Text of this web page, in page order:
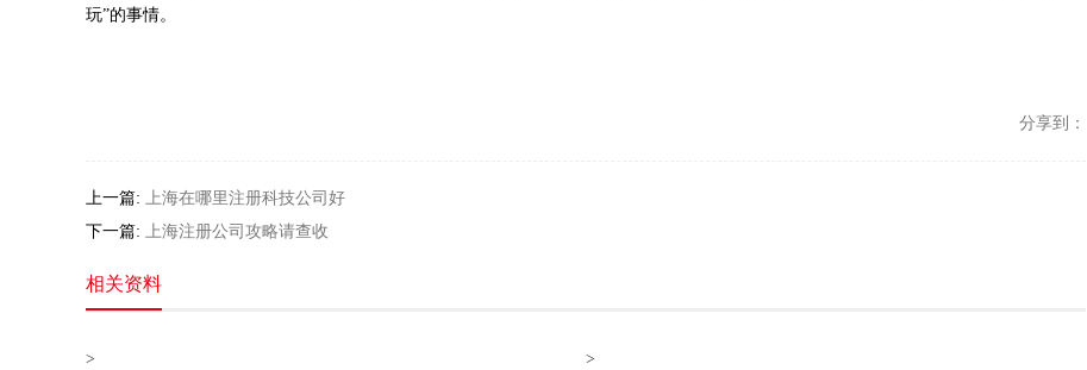
玩”的事情。
分享到：
上一篇: 上海在哪里注册科技公司好
下一篇: 上海注册公司攻略请查收
相关资料
>
>